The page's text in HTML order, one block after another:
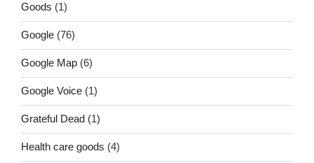
Goods (1)
Google (76)
Google Map (6)
Google Voice (1)
Grateful Dead (1)
Health care goods (4)